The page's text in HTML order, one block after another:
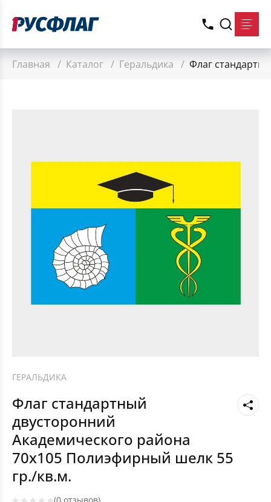
Главная / Каталог / Геральдика / Флаг
ГЕРАЛЬДИКА
Флаг стандартный
двусторонний
Академического района
70х105 Полиэфирный шелк 55
гр./кв.м.